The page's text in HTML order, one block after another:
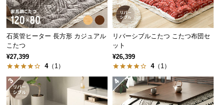
つ
い
て
搬
入
経
路
に
石英管ヒーター 長方形 カジュアル
こたつ
¥27,399
4（1）
リバーシブルこたつ こたつ布団セ
ット
¥26,399
4（1）